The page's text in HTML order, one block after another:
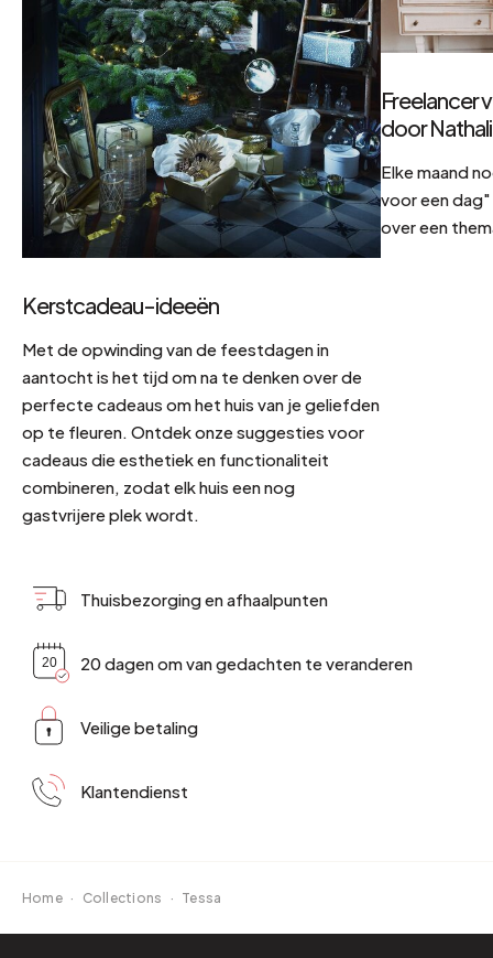
Kerstcadeau-ideeën
Met de opwinding van de feestdagen in
aantocht is het tijd om na te denken over de
perfecte cadeaus om het huis van je geliefden
op te fleuren. Ontdek onze suggesties voor
cadeaus die esthetiek en functionaliteit
combineren, zodat elk huis een nog
gastvrijere plek wordt.
Freelancer
door
Elke maand
voor een
over een
Thuisbezorging en afhaalpunten
20 dagen om van gedachten te veranderen
Veilige betaling
Klantendienst
Home · Collections · Tessa